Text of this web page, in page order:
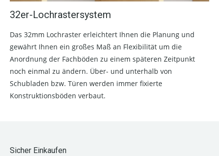
32er-Lochrastersystem
Das 32mm Lochraster erleichtert Ihnen die Planung und
gewährt Ihnen ein großes Maß an Flexibilität um die
Anordnung der Fachböden zu einem späteren Zeitpunkt
noch einmal zu ändern. Über- und unterhalb von
Schubladen bzw. Türen werden immer fixierte
Konstruktionsböden verbaut.
Sicher Einkaufen